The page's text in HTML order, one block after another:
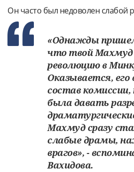
Он часто был недоволен слабой
«Однажды
что твой Махмуд
революцию в
Оказывается, его
состав
была давать
Махмуд сразу
слабые драмы,
врагов», -
Вахидова.